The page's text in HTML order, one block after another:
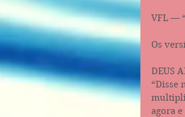
VFL —
Os
DEUS
“Disse
agora